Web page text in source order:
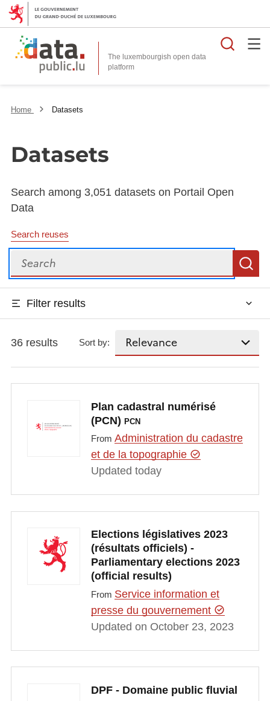
The luxembourgish open data
platform
Home Datasets
Datasets
Search among 3,051 datasets on Portail Open
Data
Search reuses
Search
Filter results
36 results Sort by:
Plan cadastral numérisé
(PCN) PCN
From Administration du cadastre
et de la topographie
Updated today
Elections législatives 2023
(résultats officiels) -
Parliamentary elections 2023
(official results)
From Service information et
presse du gouvernement
Updated on October 23, 2023
DPF - Domaine public fluvial